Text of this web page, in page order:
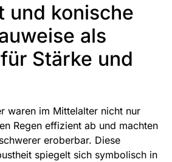
und konische
als
Stärke und
waren im Mittelalter nicht nur
Regen effizient ab und machten
eroberbar. Diese
spiegelt sich symbolisch in